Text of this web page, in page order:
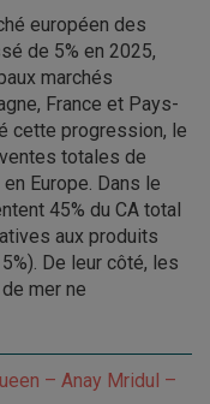
européen des
de 5% en 2025,
marchés
France et Pays-
cette progression, le
totales de
Europe. Dans le
45% du CA total
aux produits
De leur côté, les
mer ne
– Anay Mridul –